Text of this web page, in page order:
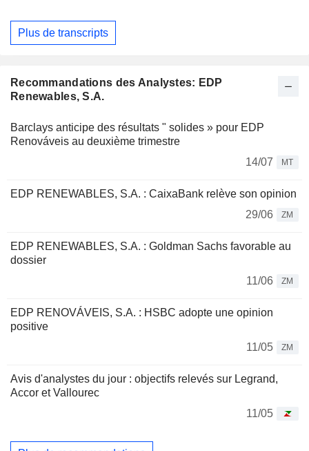
Plus de transcripts
Recommandations des Analystes: EDP
Renewables, S.A.
Barclays anticipe des résultats " solides » pour EDP
Renováveis au deuxième trimestre
14/07
MT
EDP RENEWABLES, S.A. : CaixaBank relève son opinion
29/06
ZM
EDP RENEWABLES, S.A. : Goldman Sachs favorable au
dossier
11/06
ZM
EDP RENOVÁVEIS, S.A. : HSBC adopte une opinion
positive
11/05
ZM
Avis d'analystes du jour : objectifs relevés sur Legrand,
Accor et Vallourec
11/05